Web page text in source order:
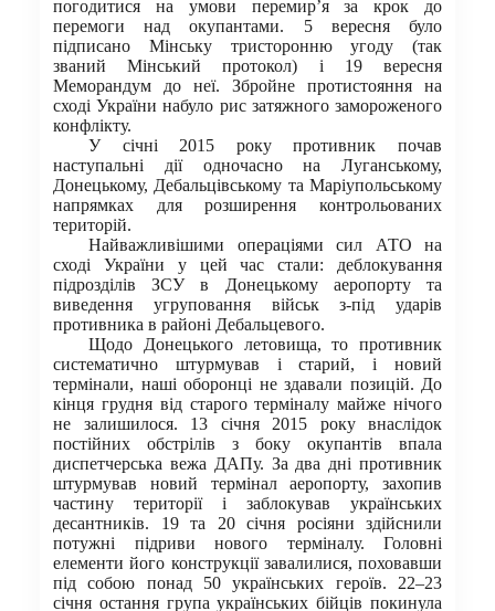
погодитися на умови перемир’я за крок до
перемоги над окупантами. 5 вересня було
підписано Мінську тристоронню угоду (так
званий Мінський протокол) і 19 вересня
Меморандум до неї. Збройне протистояння на
сході України набуло рис затяжного замороженого
конфлікту.
У січні 2015 року противник почав
наступальні дії одночасно на Луганському,
Донецькому, Дебальцівському та Маріупольському
напрямках для розширення контрольованих
територій.
Найважливішими операціями сил АТО на
сході України у цей час стали: деблокування
підрозділів ЗСУ в Донецькому аеропорту та
виведення угруповання військ з-під ударів
противника в районі Дебальцевого.
Щодо Донецького летовища, то противник
систематично штурмував і старий, і новий
термінали, наші оборонці не здавали позицій. До
кінця грудня від старого терміналу майже нічого
не залишилося. 13 січня 2015 року внаслідок
постійних обстрілів з боку окупантів впала
диспетчерська вежа ДАПу. За два дні противник
штурмував новий термінал аеропорту, захопив
частину території і заблокував українських
десантників. 19 та 20 січня росіяни здійснили
потужні підриви нового терміналу. Головні
елементи його конструкції завалилися, поховавши
під собою понад 50 українських героїв. 22–23
січня остання група українських бійців покинула